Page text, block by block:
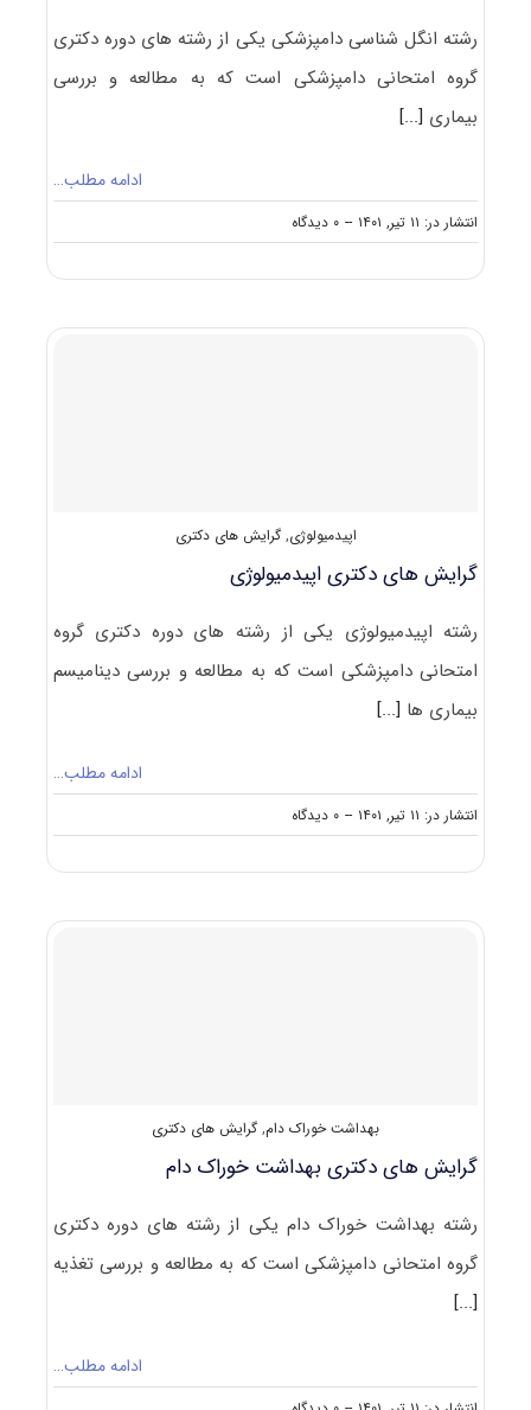
رشته انگل شناسی دامپزشکی یکی از رشته های دوره دکتری
گروه امتحانی دامپزشکی است که به مطالعه و بررسی
بیماری [...]
ادامه مطلب…
انتشار در: ۱۱ تیر, ۱۴۰۱ -- ۰ دیدگاه
on
گرایش
شناسی
اپیدمیولوژی,گرایش های دکتری
گرایش های دکتری اﭘﻴﺪﻣﻴﻮﻟﻮژی
رشته اﭘﻴﺪﻣﻴﻮﻟﻮژی یکی از رشته های دوره دکتری گروه
امتحانی دامپزشکی است که به مطالعه و بررسی دینامیسم
بیماری ها [...]
ادامه مطلب…
انتشار در: ۱۱ تیر, ۱۴۰۱ -- ۰ دیدگاه
on
گرایش
بهداشت خوراک دام, گرایش های دکتری
گرایش های دکتری ﺑﻬﺪاﺷﺖ ﺧﻮراک دام
رشته ﺑﻬﺪاﺷﺖ ﺧﻮراک دام یکی از رشته های دوره دکتری
گروه امتحانی دامپزشکی است که به مطالعه و بررسی تغذیه
[...]
ادامه مطلب…